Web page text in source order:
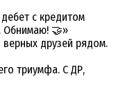
с кредитом
Обнимаю! 🤝»
друзей рядом.
триумфа. С ДР,